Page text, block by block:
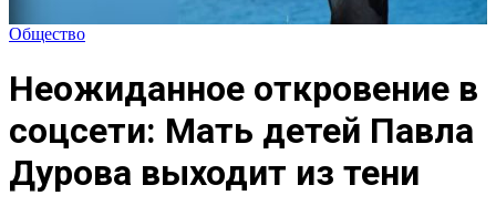
Общество
Неожиданное откровение в
соцсети: Мать детей Павла
Дурова выходит из тени